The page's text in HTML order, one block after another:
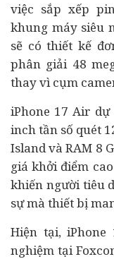
việc sắp xếp
khung máy siêu
sẽ có thiết kế
phân giải 48
thay vì cụm
iPhone 17 Air
inch tần số quét
Island và RAM 8
giá khởi điểm
khiến ngườitiêu
sự mà thiết bị
Hiện tại,
nghiệm tại